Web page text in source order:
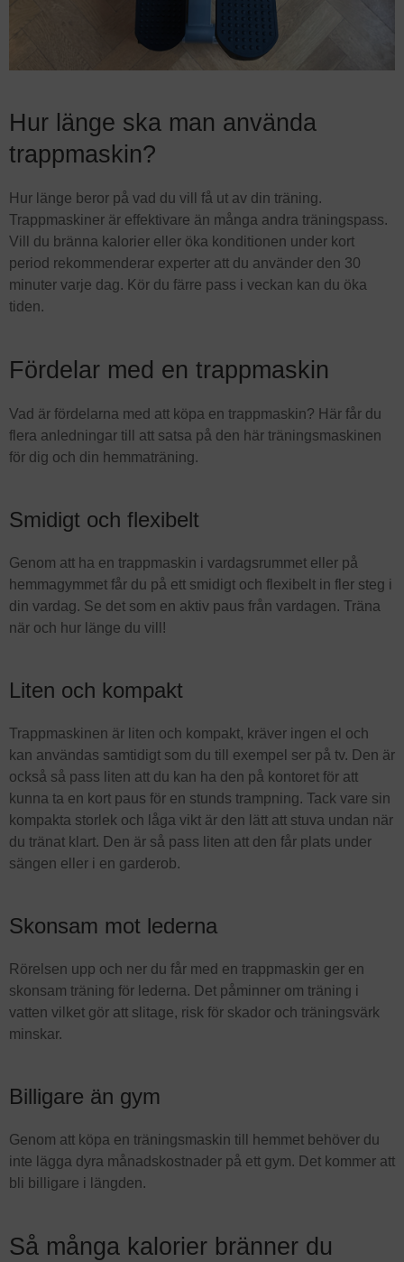
Hur länge ska man använda
trappmaskin?
Hur länge beror på vad du vill få ut av din träning.
Trappmaskiner är effektivare än många andra träningspass.
Vill du bränna kalorier eller öka konditionen under kort
period rekommenderar experter att du använder den 30
minuter varje dag. Kör du färre pass i veckan kan du öka
tiden.
Fördelar med en trappmaskin
Vad är fördelarna med att köpa en trappmaskin? Här får du
flera anledningar till att satsa på den här träningsmaskinen
för dig och din hemmaträning.
Smidigt och flexibelt
Genom att ha en trappmaskin i vardagsrummet eller på
hemmagymmet får du på ett smidigt och flexibelt in fler steg i
din vardag. Se det som en aktiv paus från vardagen. Träna
när och hur länge du vill!
Liten och kompakt
Trappmaskinen är liten och kompakt, kräver ingen el och
kan användas samtidigt som du till exempel ser på tv. Den är
också så pass liten att du kan ha den på kontoret för att
kunna ta en kort paus för en stunds trampning. Tack vare sin
kompakta storlek och låga vikt är den lätt att stuva undan när
du tränat klart. Den är så pass liten att den får plats under
sängen eller i en garderob.
Skonsam mot lederna
Rörelsen upp och ner du får med en trappmaskin ger en
skonsam träning för lederna. Det påminner om träning i
vatten vilket gör att slitage, risk för skador och träningsvärk
minskar.
Billigare än gym
Genom att köpa en träningsmaskin till hemmet behöver du
inte lägga dyra månadskostnader på ett gym. Det kommer att
bli billigare i längden.
Så många kalorier bränner du